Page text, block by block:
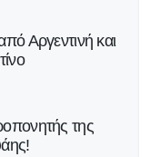
Αργεντινή και
της